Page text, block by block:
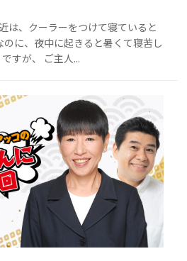
は、クーラーをつけて寝ていると
に、夜中に起きると暑くて寝苦し
すが、 ご主人...